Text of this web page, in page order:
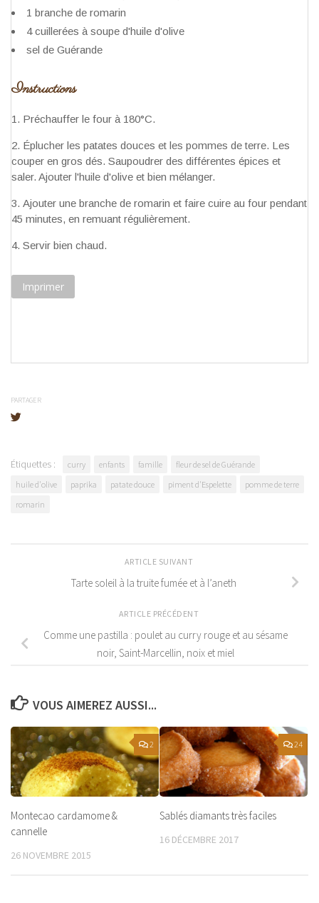
1 branche de romarin
4 cuillerées à soupe d'huile d'olive
sel de Guérande
Instructions
Préchauffer le four à 180°C.
Éplucher les patates douces et les pommes de terre. Les
couper en gros dés. Saupoudrer des différentes épices et
saler. Ajouter l'huile d'olive et bien mélanger.
Ajouter une branche de romarin et faire cuire au four pendant
45 minutes, en remuant régulièrement.
Servir bien chaud.
Imprimer
PARTAGER
Étiquettes : curry enfants famille
fleur de sel de Guérande
huile d'olive
paprika patate douce piment d'Espelette
pomme de terre
romarin
ARTICLE SUIVANT
Tarte soleil à la truite fumée et à l’aneth
ARTICLE PRÉCÉDENT
Comme une pastilla : poulet au curry rouge et au sésame
noir, Saint-Marcellin, noix et miel
VOUS AIMEREZ AUSSI...
2
Montecao cardamome &
cannelle
26 NOVEMBRE 2015
24
Sablés diamants très faciles
16 DÉCEMBRE 2017